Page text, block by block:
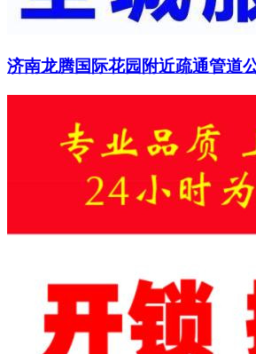
济南龙腾国际花园附近疏通管道